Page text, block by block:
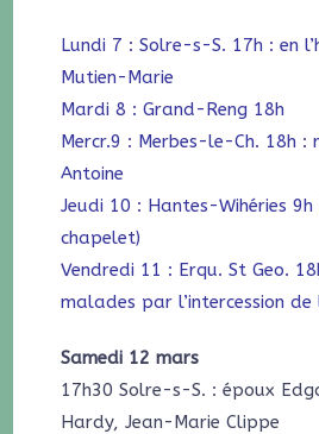
Lundi 7 : Solre-s-S. 17h : en
Mutien-Marie
Mardi 8 : Grand-Reng 18h
Mercr.9 : Merbes-le-Ch. 18h :
Antoine
Jeudi 10 : Hantes-Wihéries 9h
chapelet)
Vendredi 11 : Erqu. St Geo.
malades par l’intercession de
Samedi 12 mars
17h30 Solre-s-S. : époux
Hardy, Jean-Marie Clippe